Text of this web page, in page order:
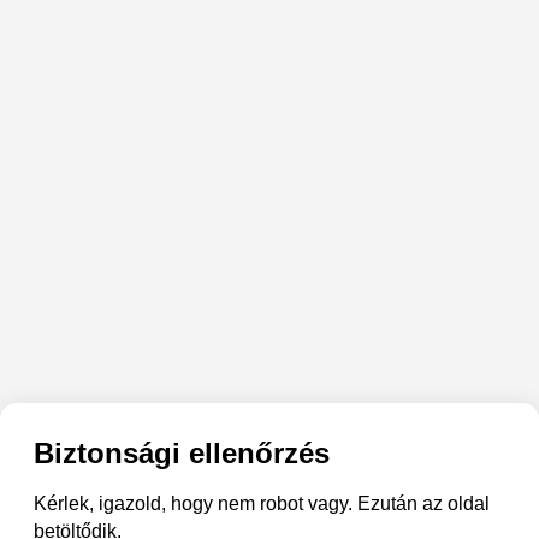
Biztonsági ellenőrzés
Kérlek, igazold, hogy nem robot vagy. Ezután az oldal
betöltődik.